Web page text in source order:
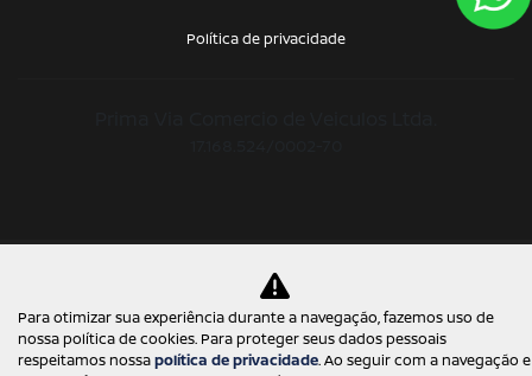
Política de privacidade
Desenvolvido pela DEALERSPACE ® Direitos Reservados.
Para otimizar sua experiência durante a navegação, fazemos uso de
nossa política de cookies. Para proteger seus dados pessoais
respeitamos nossapolítica de privacidade. Ao seguir com a navegação e